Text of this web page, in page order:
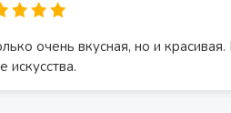
очень вкусная, но и
искусства.